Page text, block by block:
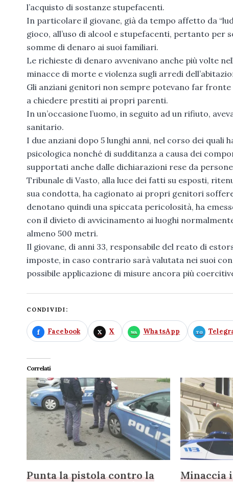
l’acquisto di sostanze stupefacenti.
In particolare il giovane, già da tempo affetto da
gioco, all’uso di alcool e stupefacenti, pertanto per
somme di denaro ai suoi familiari.
Le richieste di denaro avvenivano anche più volte
minacce di morte e violenza sugli arredi
Gli anziani genitori non sempre potevano far
a chiedere prestiti ai propri parenti.
In un’occasione l’uomo, in seguito ad un rifiuto,
sanitario.
I due anziani dopo 5 lunghi anni, nel corso dei
psicologica nonché di sudditanza a causa dei
supportati anche dalle dichiarazioni rese da
Tribunale di Vasto, alla luce dei fatti su esposti,
sua condotta, ha cagionato ai propri genitori
denotano quindi una spiccata pericolosità, ha
con il divieto di avvicinamento ai luoghi
almeno 500 metri.
Il giovane, di anni 33, responsabile del reato di
imposte, in caso contrario sarà valutata nei suoi
possibile applicazione di misure ancora più
CONDIVIDI:
Facebook X WhatsApp
Correlati
Punta la pistola contro la
Minaccia